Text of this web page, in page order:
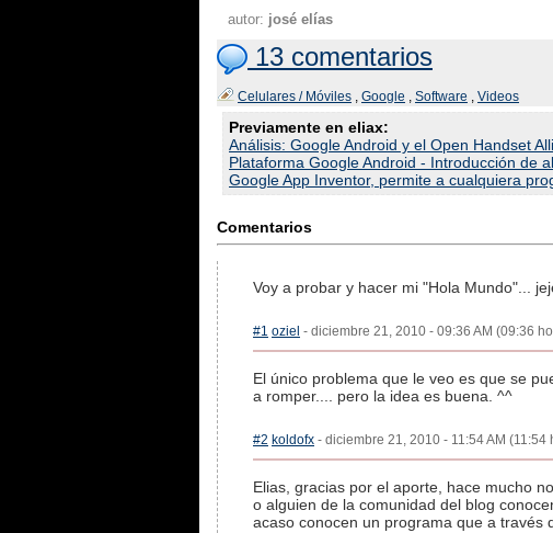
autor: josé elías
13 comentarios
Celulares / Móviles , Google , Software , Videos
Previamente en eliax:
Análisis: Google Android y el Open Handset
Plataforma Google Android - Introducción de
Google App Inventor, permite a cualquiera
Comentarios
Voy a probar y hacer mi "Hola Mundo"...
#1 oziel - diciembre 21, 2010 - 09:36 AM (09:36
El único problema que le veo es que se
a romper.... pero la idea es buena. ^^
#2 koldofx - diciembre 21, 2010 - 11:54 AM (11:54
Elias, gracias por el aporte, hace mucho
o alguien de la comunidad del blog
acaso conocen un programa que a través